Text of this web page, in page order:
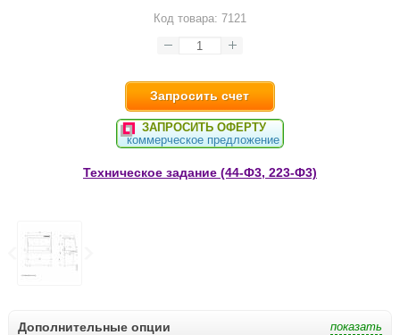
Код товара: 7121
Запросить счет
ЗАПРОСИТЬ ОФЕРТУ
коммерческое предложение
Техническое задание (44-Ф3, 223-Ф3)
Дополнительные опции